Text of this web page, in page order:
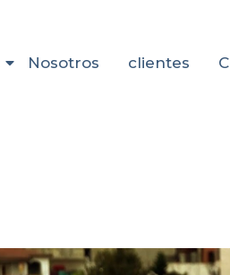
Nosotros clientes